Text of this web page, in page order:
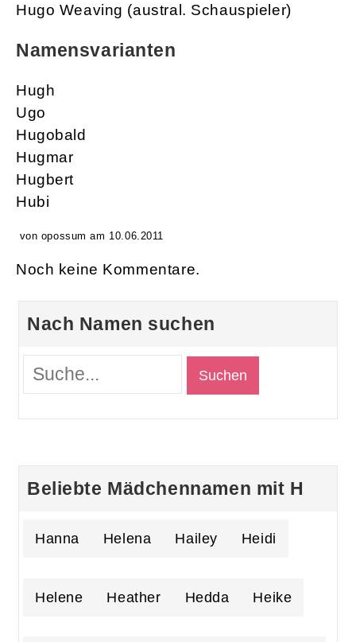
Hugo Weaving (austral. Schauspieler)
Namensvarianten
Hugh
Ugo
Hugobald
Hugmar
Hugbert
Hubi
von opossum am 10.06.2011
Noch keine Kommentare.
Nach Namen suchen
Beliebte Mädchennamen mit H
Hanna Helena Hailey Heidi
Helene Heather Hedda Heike